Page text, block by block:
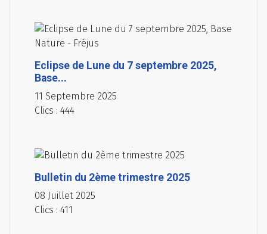
Eclipse de Lune du 7 septembre 2025,
Base...
11 Septembre 2025
Clics : 444
Bulletin du 2ème trimestre 2025
08 Juillet 2025
Clics : 411